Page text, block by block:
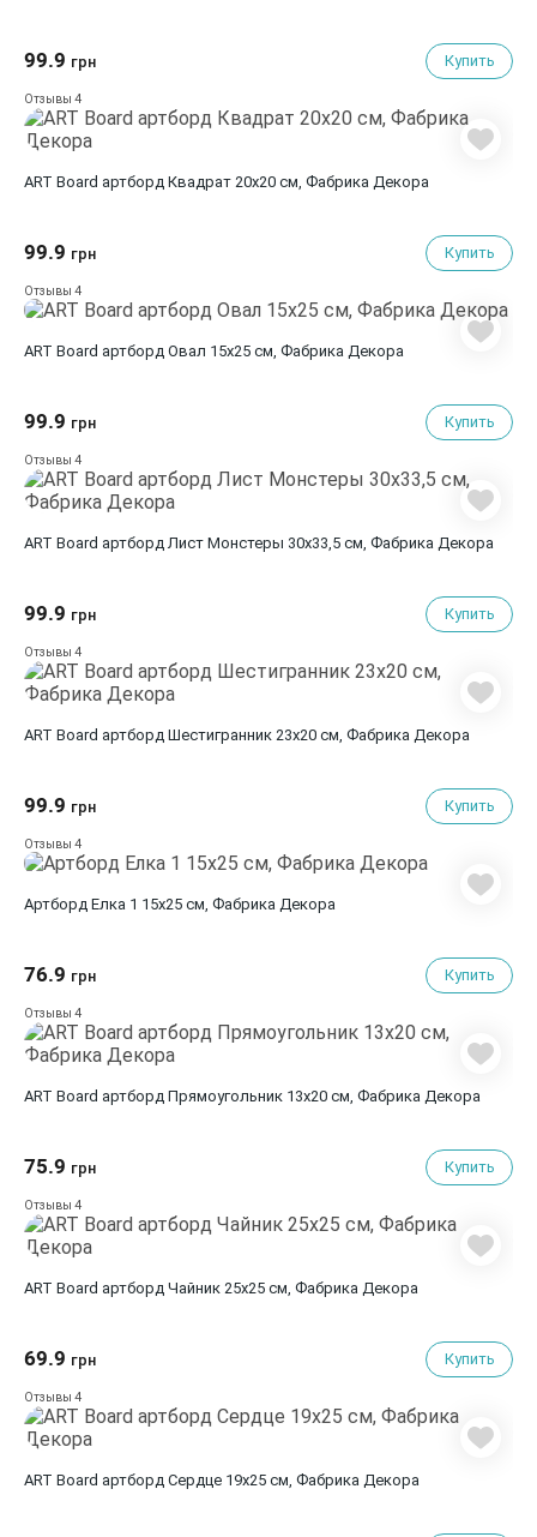
99.9 грн Купить
Отзывы 4
ART Board артборд Квадрат 20х20 см, Фабрика Декора
99.9 грн Купить
Отзывы 4
ART Board артборд Овал 15х25 см, Фабрика Декора
99.9 грн Купить
Отзывы 4
ART Board артборд Лист Монстеры 30х33,5 см, Фабрика Декора
99.9 грн Купить
Отзывы 4
ART Board артборд Шестигранник 23х20 см, Фабрика Декора
99.9 грн Купить
Отзывы 4
Артборд Елка 1 15х25 см, Фабрика Декора
76.9 грн Купить
Отзывы 4
ART Board артборд Прямоугольник 13х20 см, Фабрика Декора
75.9 грн Купить
Отзывы 4
ART Board артборд Чайник 25х25 см, Фабрика Декора
69.9 грн Купить
Отзывы 4
ART Board артборд Сердце 19х25 см, Фабрика Декора